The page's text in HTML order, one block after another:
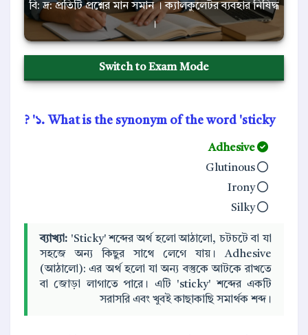
বি: দ্র: প্রতিটি প্রশ্নের মান সমান । ক্যালকুলেটর ব্যবহার নিষিদ্ধ
।
Switch to Exam Mode
১. What is the synonym of the word 'sticky' ?
Irony
Silky
ব্যাখ্যা: 'Sticky' শব্দের অর্থ হলো আঠালো, চটচটে বা যা
সহজে অন্য কিছুর সাথে লেগে যায়। Adhesive
(আঠালো): এর অর্থ হলো যা অন্য বস্তুকে আটকে রাখতে
বা জোড়া লাগাতে পারে। এটি 'sticky' শব্দের একটি
সরাসরি এবং খুবই কাছাকাছি সমার্থক শব্দ।